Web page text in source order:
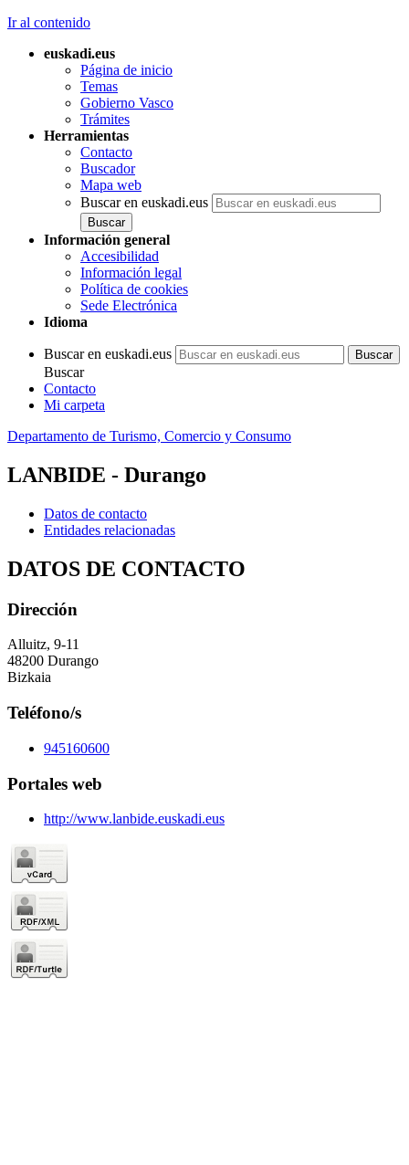
Ir al contenido
euskadi.eus
Página de inicio
Temas
Gobierno Vasco
Trámites
Herramientas
Contacto
Buscador
Mapa web
Buscar en euskadi.eus
Información general
Accesibilidad
Información legal
Política de cookies
Sede Electrónica
Idioma
Buscar en euskadi.eus
Buscar
Contacto
Mi carpeta
Departamento de Turismo, Comercio y Consumo
LANBIDE - Durango
Datos de contacto
Entidades relacionadas
DATOS DE CONTACTO
Dirección
Alluitz, 9-11
48200 Durango
Bizkaia
Teléfono/s
945160600
Portales web
http://www.lanbide.euskadi.eus